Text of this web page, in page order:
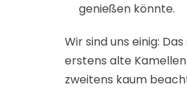
genießen könnte.
Wir sind uns einig: Das
erstens alte
zweitens kaum